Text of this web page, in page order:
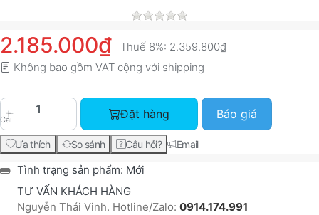
2.185.000₫ Thuế 8%: 2.359.800₫
Không bao gồm VAT cộng với shipping
Cái
HP 222A Cyan Original LaserJet Toner
Đặt hàng Báo giá
Ưa thích So sánh Câu hỏi? Email
Tình trạng sản phẩm: Mới
TƯ VẤN KHÁCH HÀNG
Nguyễn Thái Vinh. Hotline/Zalo: 0914.174.991